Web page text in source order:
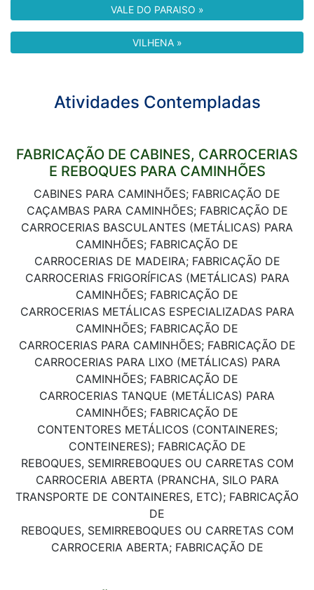
VALE DO PARAISO »
VILHENA »
Atividades Contempladas
FABRICAÇÃO DE CABINES, CARROCERIAS
E REBOQUES PARA CAMINHÕES
CABINES PARA CAMINHÕES; FABRICAÇÃO DE
CAÇAMBAS PARA CAMINHÕES; FABRICAÇÃO DE
CARROCERIAS BASCULANTES (METÁLICAS) PARA
CAMINHÕES; FABRICAÇÃO DE
CARROCERIAS DE MADEIRA; FABRICAÇÃO DE
CARROCERIAS FRIGORÍFICAS (METÁLICAS) PARA
CAMINHÕES; FABRICAÇÃO DE
CARROCERIAS METÁLICAS ESPECIALIZADAS PARA
CAMINHÕES; FABRICAÇÃO DE
CARROCERIAS PARA CAMINHÕES; FABRICAÇÃO DE
CARROCERIAS PARA LIXO (METÁLICAS) PARA
CAMINHÕES; FABRICAÇÃO DE
CARROCERIAS TANQUE (METÁLICAS) PARA
CAMINHÕES; FABRICAÇÃO DE
CONTENTORES METÁLICOS (CONTAINERES;
CONTEINERES); FABRICAÇÃO DE
REBOQUES, SEMIRREBOQUES OU CARRETAS COM
CARROCERIA ABERTA (PRANCHA, SILO PARA
TRANSPORTE DE CONTAINERES, ETC); FABRICAÇÃO
DE
REBOQUES, SEMIRREBOQUES OU CARRETAS COM
CARROCERIA ABERTA; FABRICAÇÃO DE